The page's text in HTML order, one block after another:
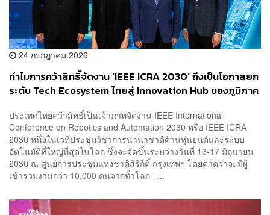
24 กรกฎาคม 2026
ทำไมการคว้าสิทธิ์จัดงาน ‘IEEE ICRA 2030’ ถึงเป็นโอกาสยก
ระดับ Tech Ecosystem ไทยสู่ Innovation Hub ของภูมิภาค
ประเทศไทยคว้าสิทธิ์เป็นเจ้าภาพจัดงาน IEEE International
Conference on Robotics and Automation 2030 หรือ IEEE ICRA
2030 หนึ่งในเวทีประชุมวิชาการนานาชาติด้านหุ่นยนต์และระบบ
อัตโนมัติที่ใหญ่ที่สุดในโลก ซึ่งจะจัดขึ้นระหว่างวันที่ 13-17 มิถุนายน
2030 ณ ศูนย์การประชุมแห่งชาติสิริกิติ์ กรุงเทพฯ โดยคาดว่าจะมีผู้
เข้าร่วมงานกว่า 10,000 คนจากทั่วโลก ...